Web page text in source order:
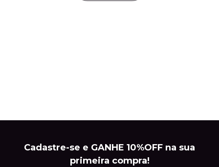
Cadastre-se e GANHE 10%OFF na sua
primeira compra!